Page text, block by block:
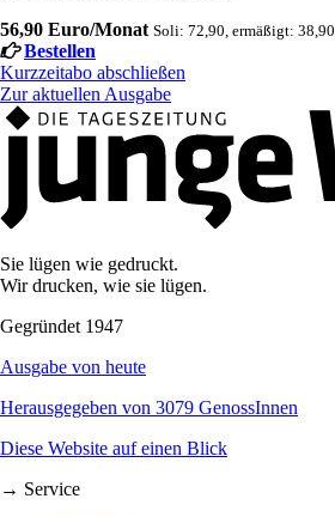
56,90 Euro/Monat Soli: 72,90, ermäßigt: 38,90
Bestellen
Kurzzeitabo abschließen
Zur aktuellen Ausgabe
Sie lügen wie gedruckt.
Wir drucken, wie sie lügen.
Gegründet 1947
Ausgabe von heute
Herausgegeben von 3079 GenossInnen
Diese Website auf einen Blick
→ Service